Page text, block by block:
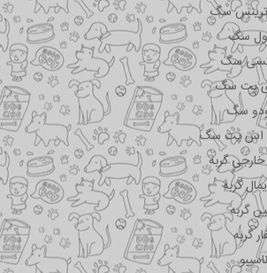
سگ
سگ
سگ
پت سگ
سگ
اس پت سگ
گربه
گربه
گربه
گربه